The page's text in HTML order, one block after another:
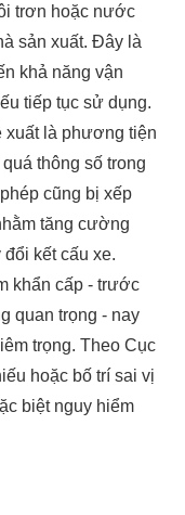
trơn hoặc nước
sản xuất. Đây là
khả năng vận
tiếp tục sử dụng.
là phương tiện
thông số trong
cũng bị xếp
tăng cường
kết cấu xe.
khẩn cấp - trước
quan trọng - nay
trọng. Theo Cục
hoặc bố trí sai vị
biệt nguy hiểm